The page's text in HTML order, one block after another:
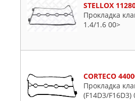
STELLOX
Прокладка
1.4/1.6 00>
CORTECO
Прокладка
(F14D3/F16D3)